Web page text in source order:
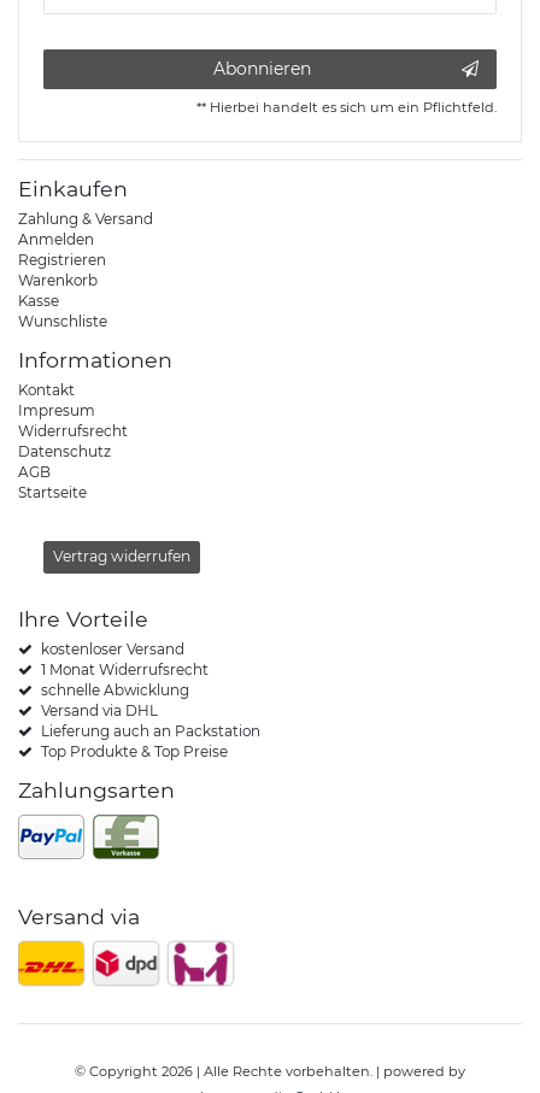
Abonnieren
** Hierbei handelt es sich um ein Pflichtfeld.
Einkaufen
Zahlung & Versand
Anmelden
Registrieren
Warenkorb
Kasse
Wunschliste
Informationen
Kontakt
Impresum
Widerrufsrecht
Datenschutz
AGB
Startseite
Vertrag widerrufen
Ihre Vorteile
kostenloser Versand
1 Monat Widerrufsrecht
schnelle Abwicklung
Versand via DHL
Lieferung auch an Packstation
Top Produkte & Top Preise
Zahlungsarten
Versand via
© Copyright 2026 | Alle Rechte vorbehalten. | powered by